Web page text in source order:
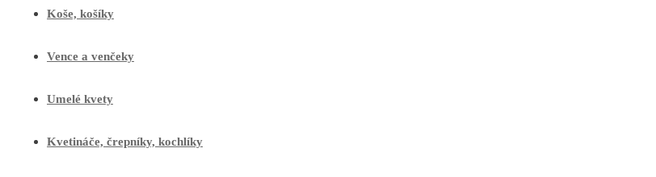
Koše, košíky
Vence a venčeky
Umelé kvety
Kvetináče, črepníky, kochlíky